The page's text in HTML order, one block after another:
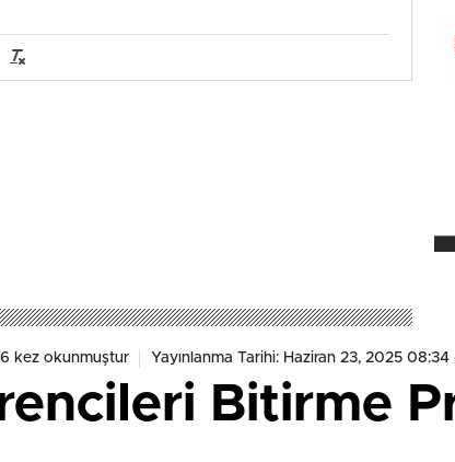
kez okunmuştur Yayınlanma Tarihi: Haziran 23, 2025 08:34
Bitirme